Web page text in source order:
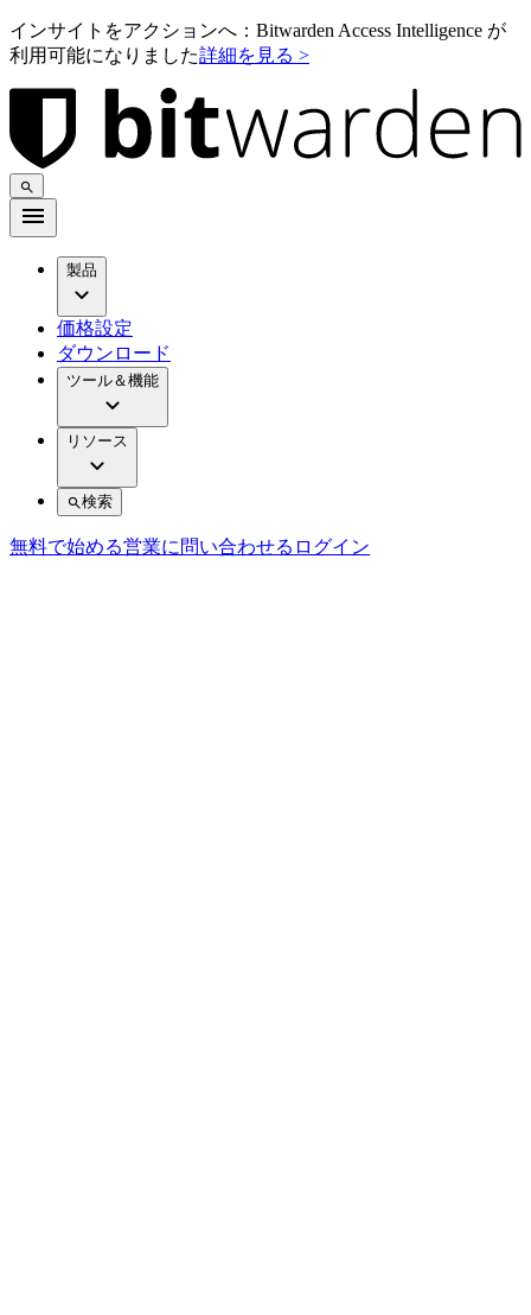
インサイトをアクションへ：Bitwarden Access Intelligence が
利用可能になりました詳細を見る >
製品
価格設定
ダウンロード
ツール＆機能
リソース
検索
無料で始める営業に問い合わせる ログイン